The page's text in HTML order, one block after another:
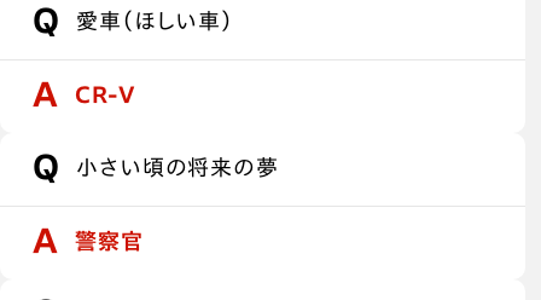
愛車（ほしい車）
CR-V
小さい頃の将来の夢
警察官